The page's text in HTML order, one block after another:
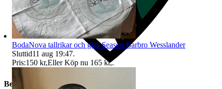
Beskrivning
BodaNova tallrikar och glas Season Barbro Wesslander
Sluttid11 aug 19:47.
Pris:150 kr,Eller Köp nu 165 kr,.